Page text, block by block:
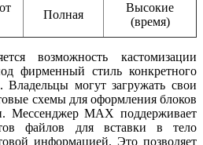
Полная
Высокие
(время)
возможность кастомизации
фирменный стиль конкретного
Владельцы могут загружать свои
схемы для оформления блоков
Мессенджер MAX поддерживает
файлов для вставки в тело
информацией. Это позволяет